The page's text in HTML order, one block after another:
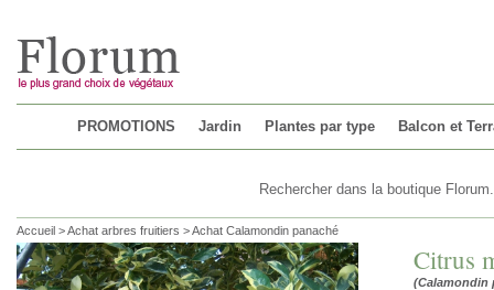
PROMOTIONS Jardin Plantes par type Balcon et
Accueil >Achat arbres fruitiers >Achat Calamondin panaché
Citrus
(Calamondin